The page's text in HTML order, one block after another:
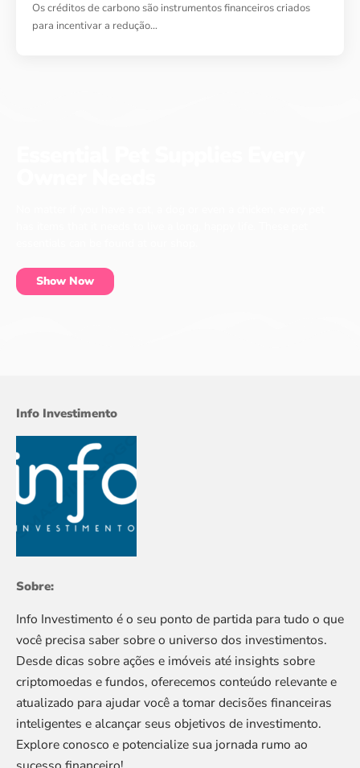
Os créditos de carbono são instrumentos financeiros criados
para incentivar a redução…
Show Now
Info Investimento
Sobre:
Info Investimento é o seu ponto de partida para tudo o que
você precisa saber sobre o universo dos investimentos.
Desde dicas sobre ações e imóveis até insights sobre
criptomoedas e fundos, oferecemos conteúdo relevante e
atualizado para ajudar você a tomar decisões financeiras
inteligentes e alcançar seus objetivos de investimento.
Explore conosco e potencialize sua jornada rumo ao